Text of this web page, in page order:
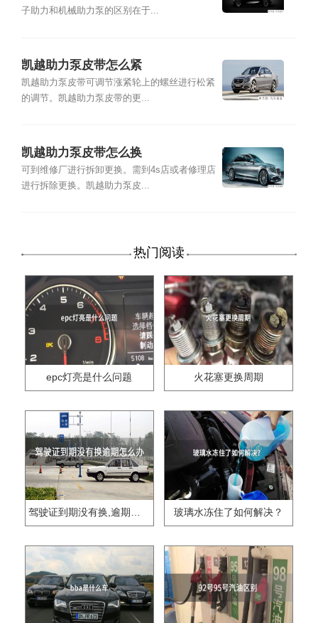
子助力和机械助力泵的区别在于...
凯越助力泵皮带怎么紧
凯越助力泵皮带可调节涨紧轮上的螺丝进行松紧
的调节。凯越助力泵皮带的更...
凯越助力泵皮带怎么换
可到维修厂进行拆卸更换。需到4s店或者修理店
进行拆除更换。凯越助力泵皮...
热门阅读
epc灯亮是什么问题 火花塞更换周期
驾驶证到期没有换,逾期怎么办?? 玻璃水冻住了如何解决？